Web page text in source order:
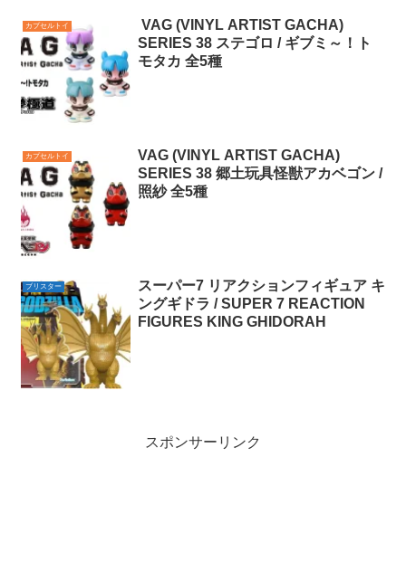
カプセルトイ
VAG (VINYL ARTIST GACHA)
SERIES 38 ステゴロ / ギブミ～！ト
モタカ 全5種
カプセルトイ
VAG (VINYL ARTIST GACHA)
SERIES 38 郷土玩具怪獣アカベゴン /
照紗 全5種
ブリスター
スーパー7 リアクションフィギュア キ
ングギドラ / SUPER 7 REACTION
FIGURES KING GHIDORAH
スポンサーリンク